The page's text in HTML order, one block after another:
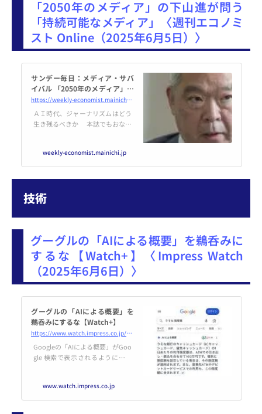
「2050年のメディア」の下山進が問う
「持続可能なメディア」〈週刊エコノミ
スト Online（2025年6月5日）〉
サンデー毎日：メディア・サバ
イバル 「2050年のメディア」の
下山進が問う「持続可能なメ
ディア」 | 週刊エコノミスト On
line
https://weekly-economist.mainichi.jp/articles/20250603/se1/00m/020/069000d
ＡＩ時代、ジャーナリズムはどう
生き残るべきか 本誌でもおなじ
ア』が話題を呼んでいる。前著
『2050年のメディア』でメディア
何を目指すべきだと考えているの
weekly-economist.mainichi.jp
技術
グーグルの「AIによる概要」を鵜呑みに
するな【Watch+】〈Impress Watch
（2025年6月6日）〉
グーグルの「AIによる概要」を
鵜呑みにするな【Watch+】
https://www.watch.impress.co.jp/docs/topic/2020171.html
Googleの「AIによる概要」がGoo
gle 検索で表示されるようになっ
ですが、時には「おや?」と思う
ような内容の時があります。今
www.watch.impress.co.jp